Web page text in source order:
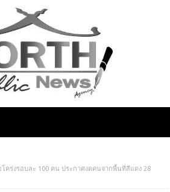
คร่งรอบละ 100 คน ประกาศงดคนจากพื้นที่สีแดง 28